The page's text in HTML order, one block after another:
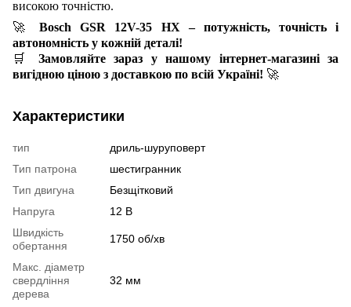
високою точністю.
🚀
Bosch GSR 12V-35 HX – потужність, точність і
автономність у кожній деталі!
🛒
Замовляйте зараз у нашому інтернет-магазині за
вигідною ціною з доставкою по всій Україні! 🚀
Характеристики
тип
дриль-шуруповерт
Тип патрона
шестигранник
Тип двигуна
Безщітковий
Напруга
12 В
Швидкість
обертання
1750 об/хв
Макс. діаметр
свердління
дерева
32 мм